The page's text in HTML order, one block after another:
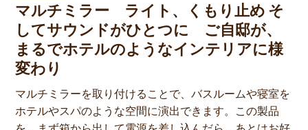
マルチミラー ライト、くもり止め そ
してサウンドがひとつに ご自邸が、
まるでホテルのようなインテリアに様
変わり
マルチミラーを取り付けることで、バスルームや寝室を
ホテルやスパのような空間に演出できます。この製品